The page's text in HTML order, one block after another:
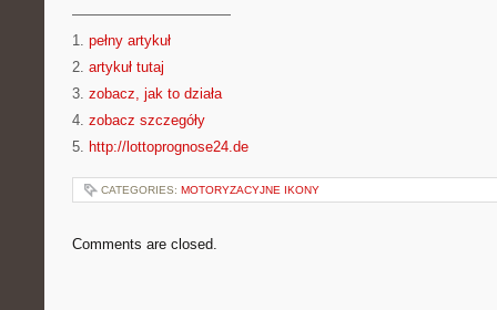
———————————
1. pełny artykuł
2. artykuł tutaj
3. zobacz, jak to działa
4. zobacz szczegóły
5. http://lottoprognose24.de
CATEGORIES: MOTORYZACYJNE IKONY
Comments are closed.